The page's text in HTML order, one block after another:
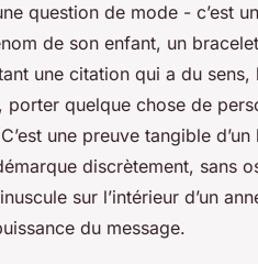
question de mode - c’est
de son enfant, un
une citation qui a du
porter quelque chose de
une preuve tangible d’un
discrètement, sans
sur l’intérieur d’un
du message.